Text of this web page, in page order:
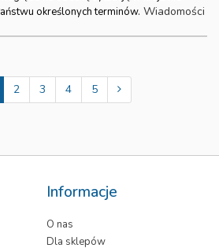
określonych terminów. Wiadomości
2 3 4 5
Informacje
O nas
Dla sklepów